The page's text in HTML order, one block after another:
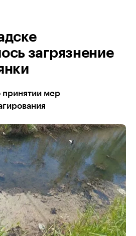
загрязнение
принятии мер